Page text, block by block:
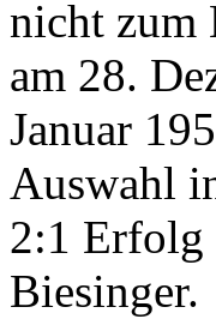
nicht zum
am 28.
Januar
Auswahl
2:1 Erfolg
Biesinger.